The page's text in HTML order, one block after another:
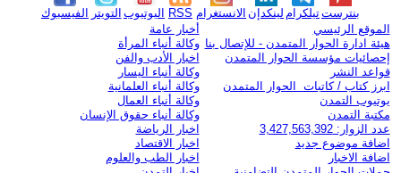
الفيسبوك التويتر اليوتيوب RSS الانستغرام لينكدإن تيلكرامبنترست
الموقع الرئيسي
هيئة ادارة الحوار المتمدن - للإتصال بنا
إحصائيات مؤسسة الحوار المتمدن
قواعد النشر
ابرز كتاب / كاتبات الحوار المتمدن
يوتيوب التمدن
مكتبة التمدن
عدد الزوار: 3,427,563,392
اضافة موضوع جديد
اضافة الاخبار
أخبار عامة
وكالة أنباء المرأة
اخبار الأدب والفن
وكالة أنباء اليسار
وكالة أنباء العلمانية
وكالة أنباء العمال
وكالة أنباء حقوق الإنسان
اخبار الرياضة
اخبار الاقتصاد
اخبار الطب والعلوم